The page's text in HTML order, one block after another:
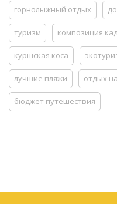
горнолыжный отдых
туризм композиция
куршская коса
лучшие пляжи отдых
бюджет путешествия